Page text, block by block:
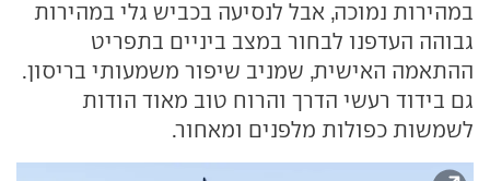
במהירות נמוכה, אבל לנסיעה בכביש גלי במהירות
גבוהה העדפנו לבחור במצב ביניים בתפריט
ההתאמה האישית, שמניב שיפור משמעותי בריסון.
גם בידוד רעשי הדרך והרוח טוב מאוד הודות
לשמשות כפולות מלפנים ומאחור.